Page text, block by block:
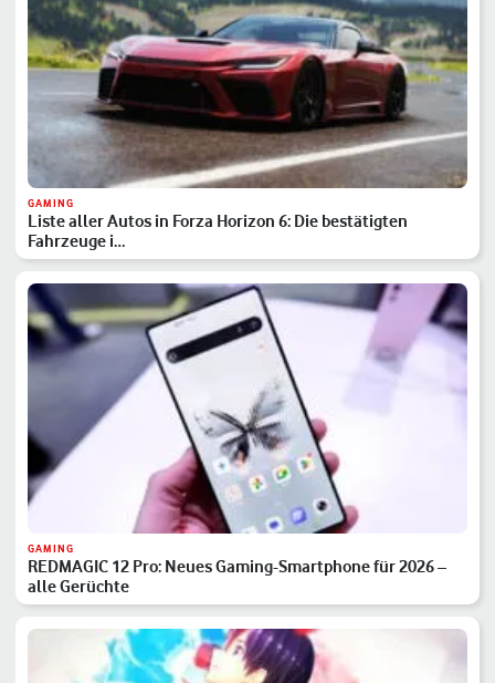
GAMING
Liste aller Autos in Forza Horizon 6: Die bestätigten
Fahrzeuge i…
GAMING
REDMAGIC 12 Pro: Neues Gaming-Smartphone für 2026 –
alle Gerüchte